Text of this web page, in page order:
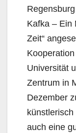
Kafka – Ein
Zeit“
Universität
Zentrum in
Dezember
auch eine